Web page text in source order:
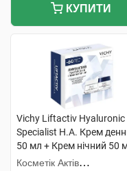
КУПИТИ
Vichy Liftactiv Hyaluronic
Specialist H.A. Крем
50 мл + Крем нічний 50
набір
Косметік Актів